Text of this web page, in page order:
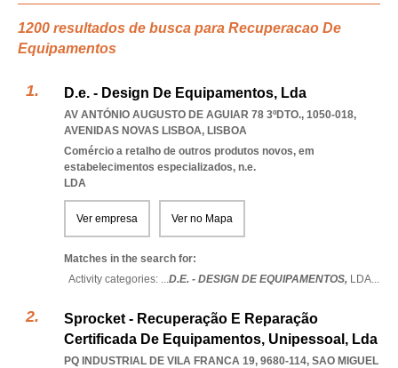
1200 resultados de busca para Recuperacao De
Equipamentos
D.e. - Design De Equipamentos, Lda
AV ANTÓNIO AUGUSTO DE AGUIAR 78 3ºDTO., 1050-018,
AVENIDAS NOVAS LISBOA, LISBOA
Comércio a retalho de outros produtos novos, em
estabelecimentos especializados, n.e.
LDA
Ver empresa Ver no Mapa
Matches in the search for:
Activity categories: ...D.E. - DESIGN DE EQUIPAMENTOS, LDA...
Sprocket - Recuperação E Reparação
Certificada De Equipamentos, Unipessoal, Lda
PQ INDUSTRIAL DE VILA FRANCA 19, 9680-114, SAO MIGUEL